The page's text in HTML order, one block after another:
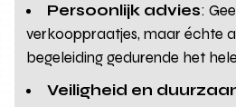
Persoonlijk advies:
verkooppraatjes, maar échte
begeleiding gedurende het
Veiligheid en